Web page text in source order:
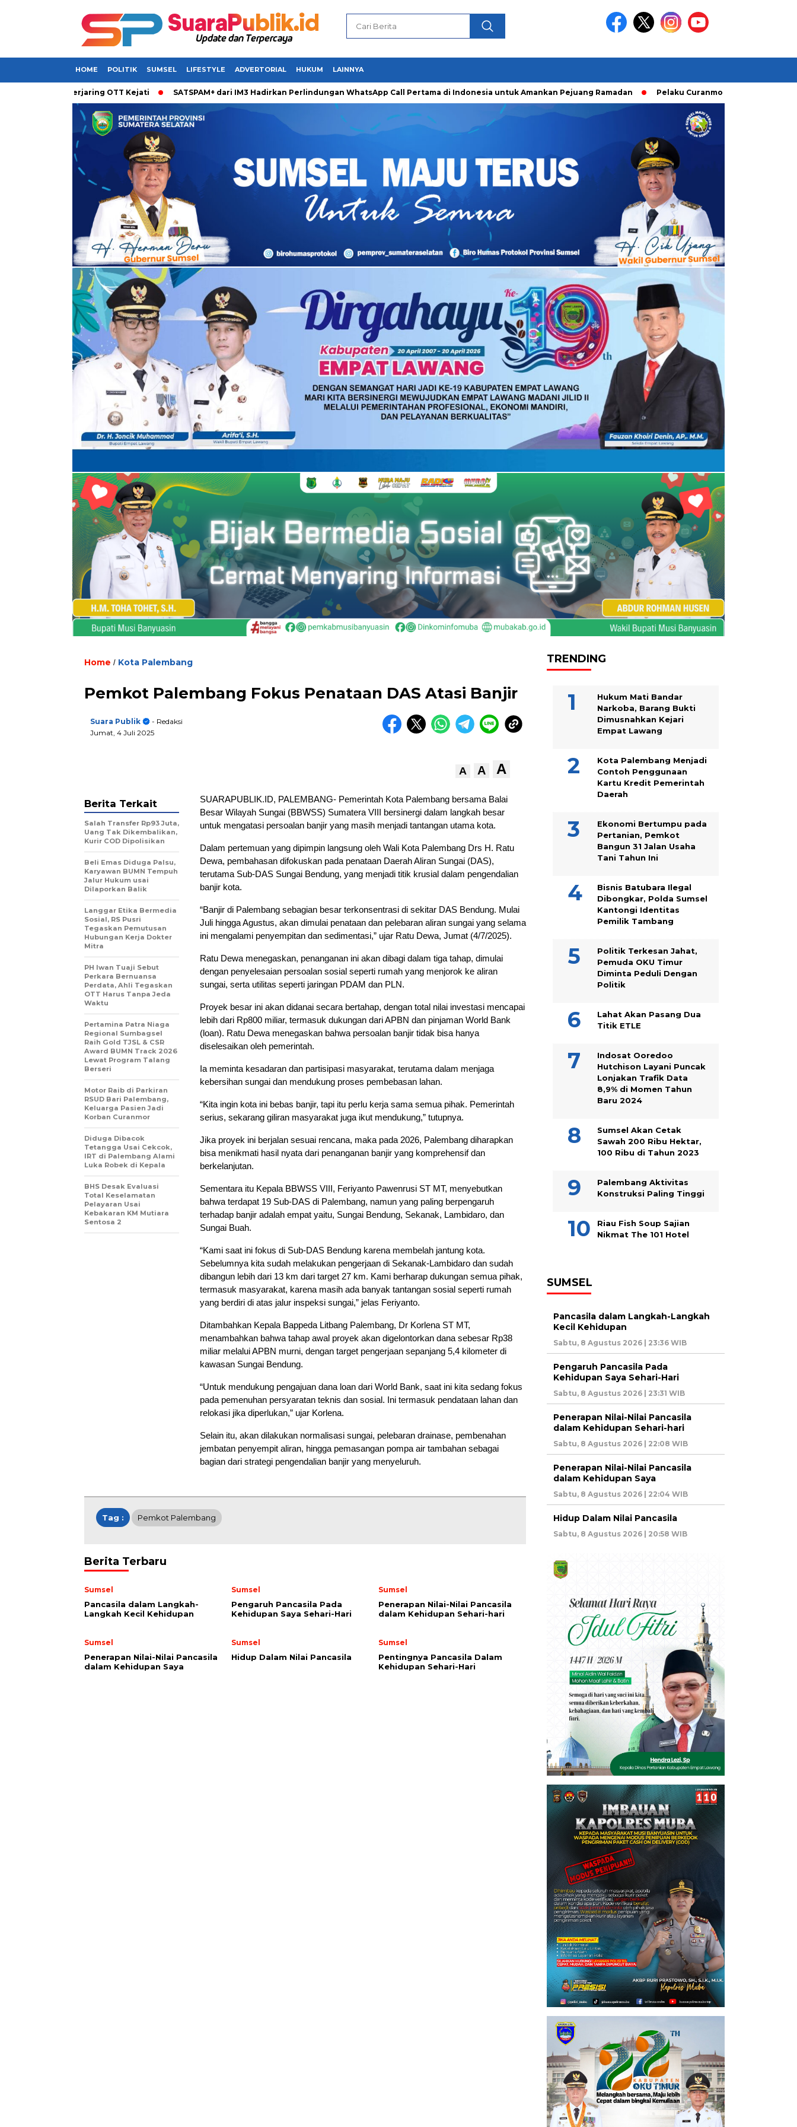
HOME POLITIK SUMSEL LIFESTYLE ADVERTORIAL HUKUM LAINNYA
Terjaring OTT Kejati SATSPAM+ dari IM3 Hadirkan Perlindungan WhatsApp Call Pertama di Indonesia untuk Amankan Pejuang Ramadan Pelaku Curanmor diringkusi Unit Ranmor
Home / Kota Palembang
Pemkot Palembang Fokus Penataan DAS Atasi Banjir
Suara Publik
- Redaksi
Jumat, 4 Juli 2025
A A A
SUARAPUBLIK.ID, PALEMBANG- Pemerintah Kota Palembang bersama Balai
Besar Wilayah Sungai (BBWSS) Sumatera VIII bersinergi dalam langkah besar
untuk mengatasi persoalan banjir yang masih menjadi tantangan utama kota.
Dalam pertemuan yang dipimpin langsung oleh Wali Kota Palembang Drs H. Ratu
Dewa, pembahasan difokuskan pada penataan Daerah Aliran Sungai (DAS),
terutama Sub-DAS Sungai Bendung, yang menjadi titik krusial dalam pengendalian
banjir kota.
“Banjir di Palembang sebagian besar terkonsentrasi di sekitar DAS Bendung. Mulai
Juli hingga Agustus, akan dimulai penataan dan pelebaran aliran sungai yang selama
ini mengalami penyempitan dan sedimentasi,” ujar Ratu Dewa, Jumat (4/7/2025).
Ratu Dewa menegaskan, penanganan ini akan dibagi dalam tiga tahap, dimulai
dengan penyelesaian persoalan sosial seperti rumah yang menjorok ke aliran
sungai, serta utilitas seperti jaringan PDAM dan PLN.
Proyek besar ini akan didanai secara bertahap, dengan total nilai investasi mencapai
lebih dari Rp800 miliar, termasuk dukungan dari APBN dan pinjaman World Bank
(loan). Ratu Dewa menegaskan bahwa persoalan banjir tidak bisa hanya
diselesaikan oleh pemerintah.
Ia meminta kesadaran dan partisipasi masyarakat, terutama dalam menjaga
kebersihan sungai dan mendukung proses pembebasan lahan.
“Kita ingin kota ini bebas banjir, tapi itu perlu kerja sama semua pihak. Pemerintah
serius, sekarang giliran masyarakat juga ikut mendukung,” tutupnya.
Jika proyek ini berjalan sesuai rencana, maka pada 2026, Palembang diharapkan
bisa menikmati hasil nyata dari penanganan banjir yang komprehensif dan
berkelanjutan.
Sementara itu Kepala BBWSS VIII, Feriyanto Pawenrusi ST MT, menyebutkan
bahwa terdapat 19 Sub-DAS di Palembang, namun yang paling berpengaruh
terhadap banjir adalah empat yaitu, Sungai Bendung, Sekanak, Lambidaro, dan
Sungai Buah.
“Kami saat ini fokus di Sub-DAS Bendung karena membelah jantung kota.
Sebelumnya kita sudah melakukan pengerjaan di Sekanak-Lambidaro dan sudah
dibangun lebih dari 13 km dari target 27 km. Kami berharap dukungan semua pihak,
termasuk masyarakat, karena masih ada banyak tantangan sosial seperti rumah
yang berdiri di atas jalur inspeksi sungai,” jelas Feriyanto.
Ditambahkan Kepala Bappeda Litbang Palembang, Dr Korlena ST MT,
menambahkan bahwa tahap awal proyek akan digelontorkan dana sebesar Rp38
miliar melalui APBN murni, dengan target pengerjaan sepanjang 5,4 kilometer di
kawasan Sungai Bendung.
“Untuk mendukung pengajuan dana loan dari World Bank, saat ini kita sedang fokus
pada pemenuhan persyaratan teknis dan sosial. Ini termasuk pendataan lahan dan
relokasi jika diperlukan,” ujar Korlena.
Selain itu, akan dilakukan normalisasi sungai, pelebaran drainase, pembenahan
jembatan penyempit aliran, hingga pemasangan pompa air tambahan sebagai
bagian dari strategi pengendalian banjir yang menyeluruh.
Berita Terkait
Salah Transfer Rp93 Juta,
Uang Tak Dikembalikan,
Kurir COD Dipolisikan
Beli Emas Diduga Palsu,
Karyawan BUMN Tempuh
Jalur Hukum usai
Dilaporkan Balik
Langgar Etika Bermedia
Sosial, RS Pusri
Tegaskan Pemutusan
Hubungan Kerja Dokter
Mitra
PH Iwan Tuaji Sebut
Perkara Bernuansa
Perdata, Ahli Tegaskan
OTT Harus Tanpa Jeda
Waktu
Pertamina Patra Niaga
Regional Sumbagsel
Raih Gold TJSL & CSR
Award BUMN Track 2026
Lewat Program Talang
Berseri
Motor Raib di Parkiran
RSUD Bari Palembang,
Keluarga Pasien Jadi
Korban Curanmor
Diduga Dibacok
Tetangga Usai Cekcok,
IRT di Palembang Alami
Luka Robek di Kepala
BHS Desak Evaluasi
Total Keselamatan
Pelayaran Usai
Kebakaran KM Mutiara
Sentosa 2
Tag : Pemkot Palembang
Berita Terbaru
Sumsel
Pancasila dalam Langkah-
Langkah Kecil Kehidupan
Sumsel
Pengaruh Pancasila Pada
Kehidupan Saya Sehari-Hari
Sumsel
Penerapan Nilai-Nilai Pancasila
dalam Kehidupan Sehari-hari
Sumsel
Penerapan Nilai-Nilai Pancasila
dalam Kehidupan Saya
Sumsel
Hidup Dalam Nilai Pancasila
Sumsel
Pentingnya Pancasila Dalam
Kehidupan Sehari-Hari
TRENDING
Hukum Mati Bandar
Narkoba, Barang Bukti
Dimusnahkan Kejari
Empat Lawang
Kota Palembang Menjadi
Contoh Penggunaan
Kartu Kredit Pemerintah
Daerah
Ekonomi Bertumpu pada
Pertanian, Pemkot
Bangun 31 Jalan Usaha
Tani Tahun Ini
Bisnis Batubara Ilegal
Dibongkar, Polda Sumsel
Kantongi Identitas
Pemilik Tambang
Politik Terkesan Jahat,
Pemuda OKU Timur
Diminta Peduli Dengan
Politik
Lahat Akan Pasang Dua
Titik ETLE
Indosat Ooredoo
Hutchison Layani Puncak
Lonjakan Trafik Data
8,9% di Momen Tahun
Baru 2024
Sumsel Akan Cetak
Sawah 200 Ribu Hektar,
100 Ribu di Tahun 2023
Palembang Aktivitas
Konstruksi Paling Tinggi
Riau Fish Soup Sajian
Nikmat The 101 Hotel
SUMSEL
Pancasila dalam Langkah-Langkah
Kecil Kehidupan
Sabtu, 8 Agustus 2026 | 23:36 WIB
Pengaruh Pancasila Pada
Kehidupan Saya Sehari-Hari
Sabtu, 8 Agustus 2026 | 23:31 WIB
Penerapan Nilai-Nilai Pancasila
dalam Kehidupan Sehari-hari
Sabtu, 8 Agustus 2026 | 22:08 WIB
Penerapan Nilai-Nilai Pancasila
dalam Kehidupan Saya
Sabtu, 8 Agustus 2026 | 22:04 WIB
Hidup Dalam Nilai Pancasila
Sabtu, 8 Agustus 2026 | 20:58 WIB